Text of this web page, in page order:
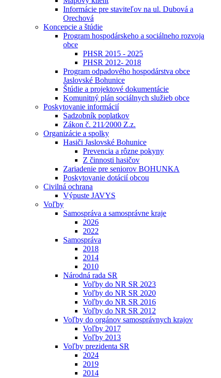
Informácie pre staviteľov na ul. Dubová a
Orechová
Koncepcie a štúdie
Program hospodárskeho a sociálneho rozvoja
obce
PHSR 2015 - 2025
PHSR 2012- 2018
Program odpadového hospodárstva obce
Jaslovské Bohunice
Štúdie a projektové dokumentácie
Komunitný plán sociálnych služieb obce
Poskytovanie informácií
Sadzobník poplatkov
Zákon č. 211⁄2000 Z.z.
Organizácie a spolky
Hasiči Jaslovské Bohunice
Prevencia a rôzne pokyny
Z činnosti hasičov
Zariadenie pre seniorov BOHUNKA
Poskytovanie dotácií obcou
Civilná ochrana
Výpuste JAVYS
Voľby
Samospráva a samosprávne kraje
2026
2022
Samospráva
2018
2014
2010
Národná rada SR
Voľby do NR SR 2023
Voľby do NR SR 2020
Voľby do NR SR 2016
Voľby do NR SR 2012
Voľby do orgánov samosprávnych krajov
Voľby 2017
Voľby 2013
Voľby prezidenta SR
2024
2019
2014